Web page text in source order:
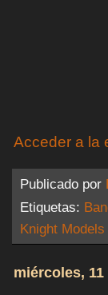
Acceder a la
Publicado por
Etiquetas:
Knight Models
miércoles,